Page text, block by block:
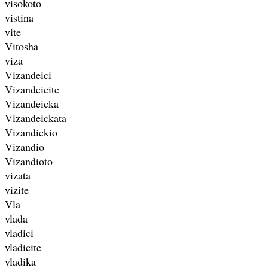
visokoto
vistina
vite
Vitosha
viza
Vizandeici
Vizandeicite
Vizandeicka
Vizandeickata
Vizandickio
Vizandio
Vizandioto
vizata
vizite
Vla
vlada
vladici
vladicite
vladika